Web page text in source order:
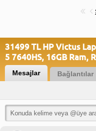
31499 TL HP Victus
5 7640HS, 16GB Ram,
Mesajlar Bağlantılar